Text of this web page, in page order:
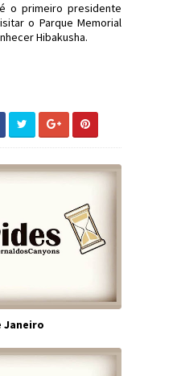
o primeiro presidente
o Parque Memorial
Hibakusha.
Janeiro